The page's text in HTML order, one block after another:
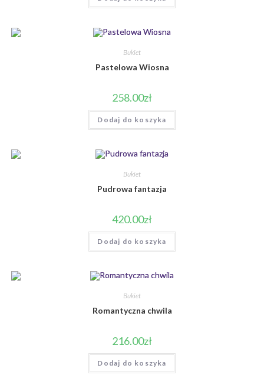
Bukiet
Pastelowa Wiosna
258.00zł
Dodaj do koszyka
Bukiet
Pudrowa fantazja
420.00zł
Dodaj do koszyka
Bukiet
Romantyczna chwila
216.00zł
Dodaj do koszyka